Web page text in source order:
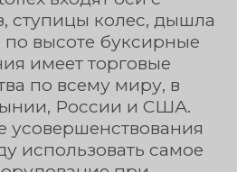
ступицы колес, дышла
высоте буксирные
имеет торговые
по всему миру, в
России и США.
усовершенствования
использовать самое